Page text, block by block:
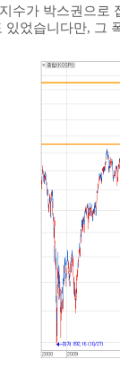
수가 박스권으로
있었습니다만, 그